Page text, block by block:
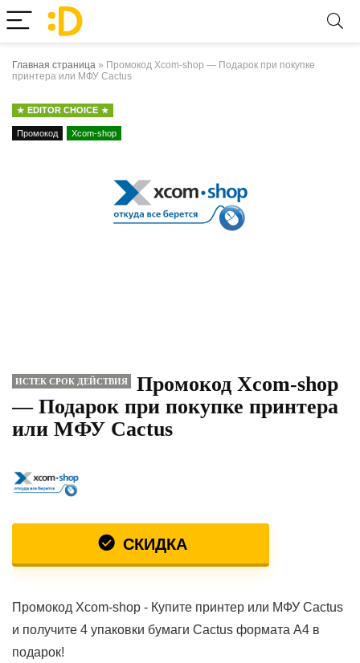
Главная страница » Промокод Xcom-shop — Подарок при покупке
принтера или МФУ Cactus
EDITOR CHOICE
Промокод Xcom-shop
ИСТЕК СРОК ДЕЙСТВИЯ
Промокод Xcom-shop
— Подарок при покупке принтера
или МФУ Cactus
СКИДКА
Промокод Xcom-shop - Купите принтер или МФУ Cactus
и получите 4 упаковки бумаги Cactus формата А4 в
подарок!